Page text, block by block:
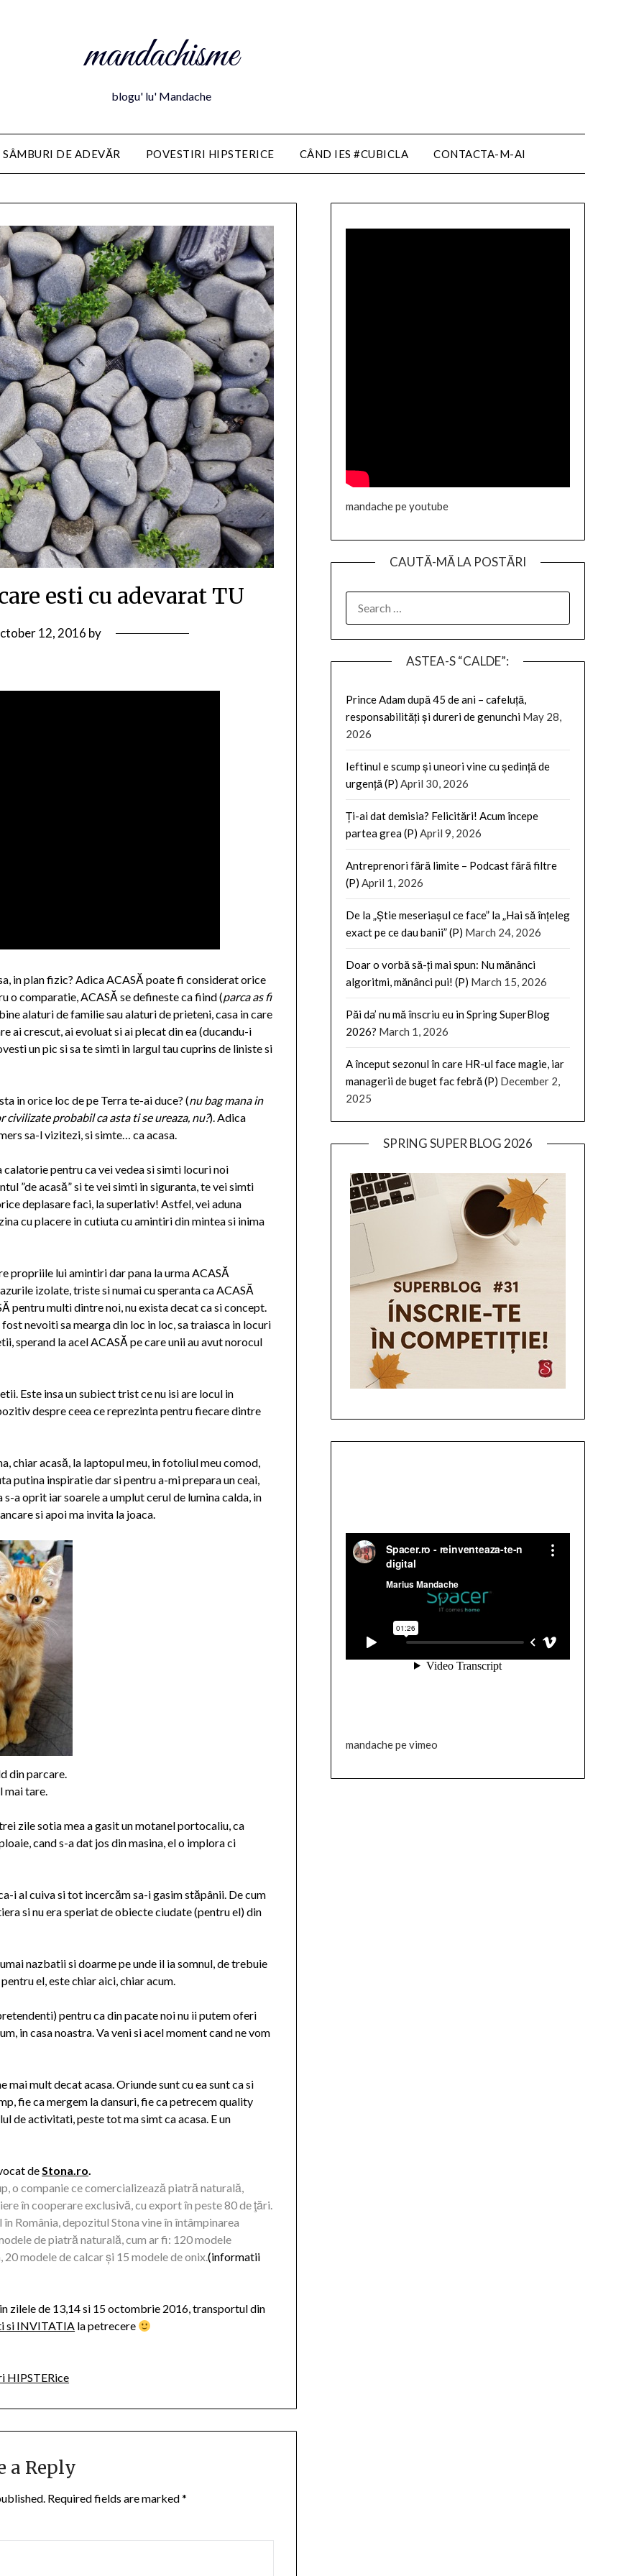
mandachisme
blogu' lu' Mandache
DE ADEVĂR POVESTIRI HIPSTERICE CÂND IES #CUBICLA CONTACTA-M-AI
esti cu adevarat TU
12, 2016 by
in plan fizic? Adica ACASĂ poate fi considerat orice
o comparatie, ACASĂ se defineste ca fiind (parca as fi
alaturi de familie sau alaturi de prieteni, casa in care
ai crescut, ai evoluat si ai plecat din ea (ducandu-i
un pic si sa te simti in largul tau cuprins de liniste si
in orice loc de pe Terra te-ai duce? (nu bag mana in
probabil ca asta ti se ureaza, nu?). Adica
sa-l vizitezi, si simte… ca acasa.
pentru ca vei vedea si simti locuri noi
”de acasă” si te vei simti in siguranta, te vei simti
deplasare faci, la superlativ! Astfel, vei aduna
cu placere in cutiuta cu amintiri din mintea si inima
propriile lui amintiri dar pana la urma ACASĂ
izolate, triste si numai cu speranta ca ACASĂ
pentru multi dintre noi, nu exista decat ca si concept.
nevoiti sa mearga din loc in loc, sa traiasca in locuri
sperand la acel ACASĂ pe care unii au avut norocul
Este insa un subiect trist ce nu isi are locul in
despre ceea ce reprezinta pentru fiecare dintre
chiar acasă, la laptopul meu, in fotoliul meu comod,
putina inspiratie dar si pentru a-mi prepara un ceai,
a oprit iar soarele a umplut cerul de lumina calda, in
si apoi ma invita la joaca.
din parcare.
mai tare.
zile sotia mea a gasit un motanel portocaliu, ca
cand s-a dat jos din masina, el o implora ci
i al cuiva si tot incercăm sa-i gasim stăpânii. De cum
si nu era speriat de obiecte ciudate (pentru el) din
nazbatii si doarme pe unde il ia somnul, de trebuie
el, este chiar aici, chiar acum.
pentru ca din pacate noi nu ii putem oferi
in casa noastra. Va veni si acel moment cand ne vom
mai mult decat acasa. Oriunde sunt cu ea sunt ca si
fie ca mergem la dansuri, fie ca petrecem quality
de activitati, peste tot ma simt ca acasa. E un
deStona.ro.
o companie ce comercializează piatră naturală,
în cooperare exclusivă, cu export în peste 80 de ţări.
România, depozitul Stona vine în întâmpinarea
de piatră naturală, cum ar fi: 120 modele
modele de calcar și 15 modele de onix.(informatii
zilele de 13,14 si 15 octombrie 2016, transportul din
si INVITATIA la petrecere
HIPSTERice
a Reply
Required fields are marked*
mandache pe youtube
CAUTĂ-MĂ LA POSTĂRI
FOR:
ASTEA-S “CALDE”:
Prince Adam după 45 de ani – cafeluță,
responsabilități și dureri de genunchi May 28,
2026
Ieftinul e scump și uneori vine cu ședință de
urgență (P) April 30, 2026
Ți-ai dat demisia? Felicitări! Acum începe
partea grea (P) April 9, 2026
Antreprenori fără limite – Podcast fără filtre
(P) April 1, 2026
De la „Știe meseriașul ce face” la „Hai să înțeleg
exact pe ce dau banii” (P) March 24, 2026
Doar o vorbă să-ți mai spun: Nu mănânci
algoritmi, mănânci pui! (P) March 15, 2026
Păi da’ nu mă înscriu eu in Spring SuperBlog
2026? March 1, 2026
A început sezonul în care HR-ul face magie, iar
managerii de buget fac febră (P) December 2,
2025
SPRING SUPER BLOG 2026
mandache pe vimeo